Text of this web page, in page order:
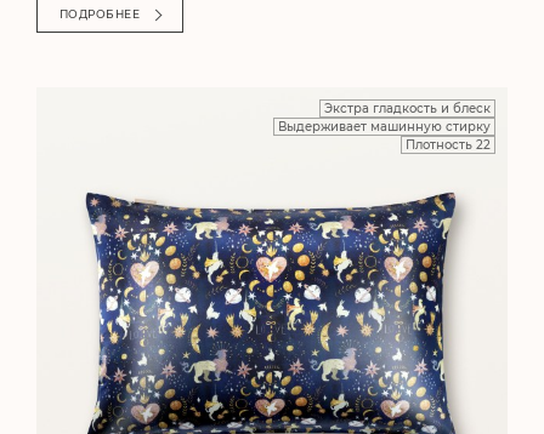
ПОДРОБНЕЕ
Экстра гладкость и блеск
Выдерживает машинную стирку
Плотность 22